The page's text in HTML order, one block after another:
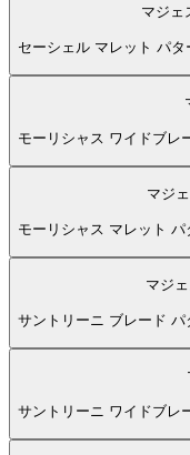
マジェ
セーシェル マレット パ
モーリシャス ワイドブレ
マジ
モーリシャス マレット
マジ
サントリーニ ブレード
サントリーニ ワイドブレ